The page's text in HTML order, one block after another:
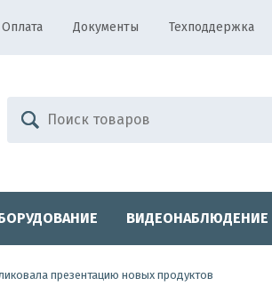
Оплата Документы Техподдержка
ВИДЕОНАБЛЮДЕНИЕ
презентацию новых продуктов